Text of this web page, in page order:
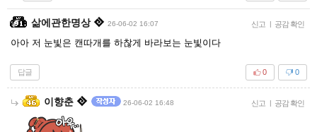
삶에관한명상 26-06-02 16:07 신고 | 공감 확인
아아 저 눈빛은 캔따개를 하찮게 바라보는 눈빛이다
답글 0
0
이향춘 26-06-02 16:48 신고 | 공감 확인